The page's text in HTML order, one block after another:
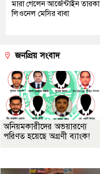
মারা গেলেন আর্জেন্টাইন তারকা
লিওনেল মেসির বাবা
জনপ্রিয় সংবাদ
অনিয়মকারীদের অভয়ারণ্যে
পরিণত হয়েছে অগ্রণী ব্যাংক!